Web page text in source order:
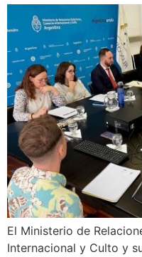
El Ministerio de
Internacional y Culto y